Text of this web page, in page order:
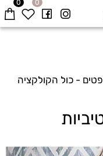
0 0
- כול הקולקציה